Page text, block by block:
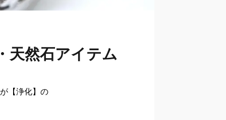
天然石アイテム
【浄化】の